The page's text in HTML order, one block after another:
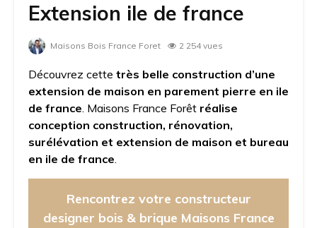
Extension ile de france
Maisons Bois France Foret 2 254 vues
Découvrez cette très belle construction d’une
extension de maison en parement pierre en ile
de france. Maisons France Forêt réalise
conception construction, rénovation,
surélévation et extension de maison et bureau
en ile de france.
Rencontrez votre constructeur
designer bois & brique Maisons France